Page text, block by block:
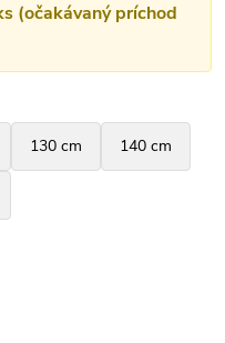
(očakávaný príchod